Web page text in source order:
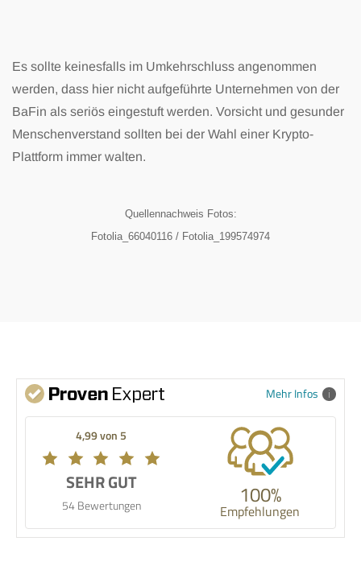
Es sollte keinesfalls im Umkehrschluss angenommen
werden, dass hier nicht aufgeführte Unternehmen von der
BaFin als seriös eingestuft werden. Vorsicht und gesunder
Menschenverstand sollten bei der Wahl einer Krypto-
Plattform immer walten.
Quellennachweis Fotos:
Fotolia_66040116 / Fotolia_199574974
Mehr Infos
4,99 von 5
SEHR GUT
54 Bewertungen 100%
Empfehlungen